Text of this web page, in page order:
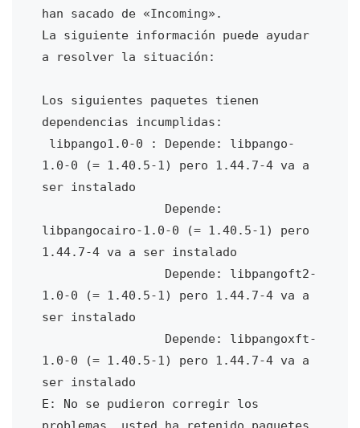
han sacado de «Incoming».
La siguiente información puede ayudar
a resolver la situación:
Los siguientes paquetes tienen
dependencias incumplidas:
1.0-0 (= 1.40.5-1) pero 1.44.7-4 va a
ser instalado
libpangocairo-1.0-0 (= 1.40.5-1) pero
1.44.7-4 va a ser instalado
1.0-0 (= 1.40.5-1) pero 1.44.7-4 va a
ser instalado
1.0-0 (= 1.40.5-1) pero 1.44.7-4 va a
ser instalado
E: No se pudieron corregir los